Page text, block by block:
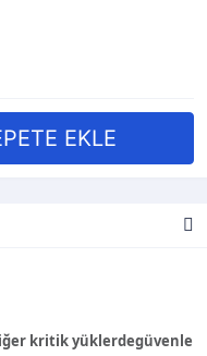
kritik yüklerdegüvenle